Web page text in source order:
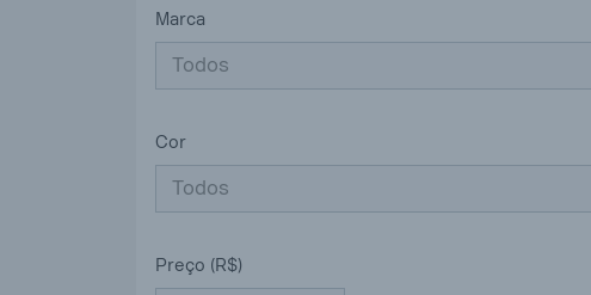
Marca
Todos
Cor
Todos
Preço (R$)